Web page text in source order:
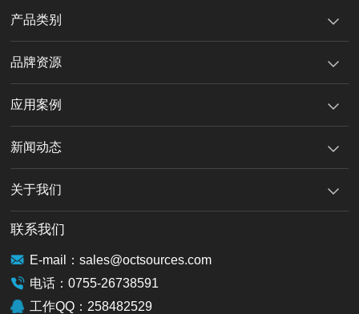
产品类别
品牌资源
应用案例
新闻动态
关于我们
联系我们
E-mail：sales@octsources.com
电话：0755-26738591
工作QQ：258482529